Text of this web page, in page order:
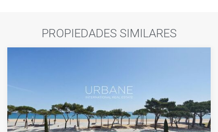
PROPIEDADES SIMILARES